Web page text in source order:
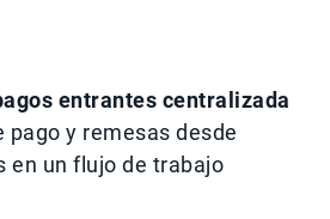
entrantes centralizada
pago y remesas desde
en un flujo de trabajo